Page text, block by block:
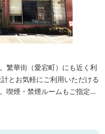
繁華街（愛宕町）にも近く利
とお気軽にご利用いただける
喫煙・禁煙ルームもご指定い
ウェルカムドリンクサービス